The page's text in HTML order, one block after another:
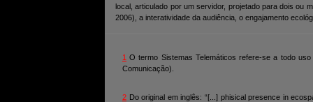
local, articulado por um servidor, projetado para dois ou
2006), a interatividade da audiência, o engajamento
1 O termo Sistemas Telemáticos refere-se a todo
Comunicação).
2 Do original em inglês: “[...] phisical presence in